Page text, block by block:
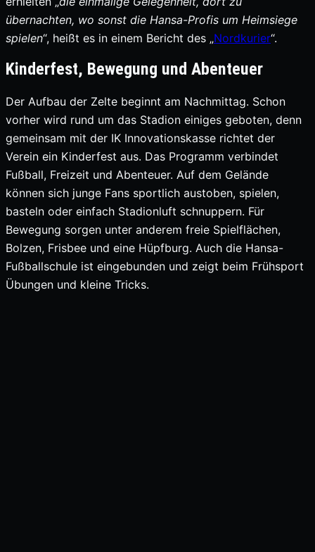
übernachten, wo sonst die Hansa-Profis um Heimsiege
spielen“, heißt es in einem Bericht des „Nordkurier“.
Kinderfest, Bewegung und Abenteuer
Der Aufbau der Zelte beginnt am Nachmittag. Schon
vorher wird rund um das Stadion einiges geboten, denn
gemeinsam mit der IK Innovationskasse richtet der
Verein ein Kinderfest aus. Das Programm verbindet
Fußball, Freizeit und Abenteuer. Auf dem Gelände
können sich junge Fans sportlich austoben, spielen,
basteln oder einfach Stadionluft schnuppern. Für
Bewegung sorgen unter anderem freie Spielflächen,
Bolzen, Frisbee und eine Hüpfburg. Auch die Hansa-
Fußballschule ist eingebunden und zeigt beim Frühsport
Übungen und kleine Tricks.